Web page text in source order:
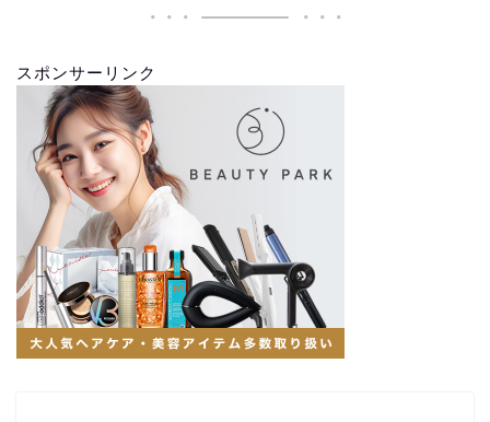
スポンサーリンク